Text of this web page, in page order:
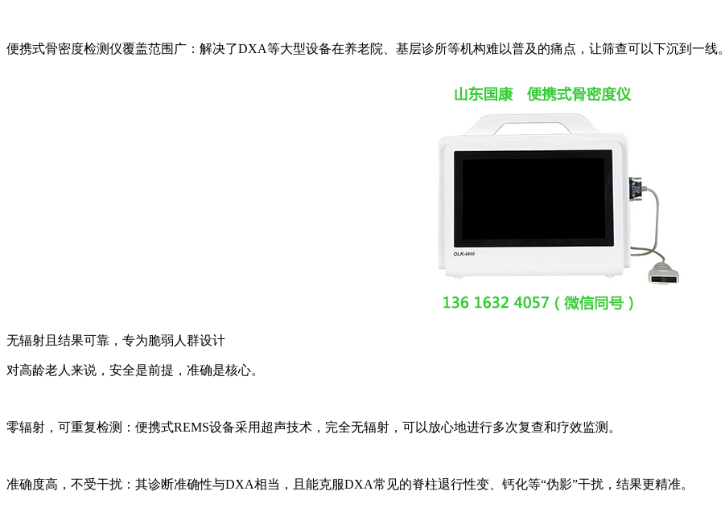
便携式骨密度检测仪覆盖范围广：解决了DXA等大型设备在养老院、基层诊所等机构难以普及的痛点，让筛查可以下沉到一线。
无辐射且结果可靠，专为脆弱人群设计
对高龄老人来说，安全是前提，准确是核心。
零辐射，可重复检测：便携式REMS设备采用超声技术，完全无辐射，可以放心地进行多次复查和疗效监测。
准确度高，不受干扰：其诊断准确性与DXA相当，且能克服DXA常见的脊柱退行性变、钙化等“伪影”干扰，结果更精准。